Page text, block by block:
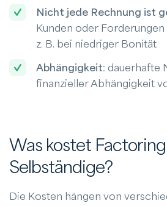
Nicht jede Rechnung ist
Kunden oder
z. B. bei niedriger Bonität
Abhängigkeit: dauerhafte
finanzieller Abhängigkeit
Was kostet
Selbständige?
Die Kosten hängen von